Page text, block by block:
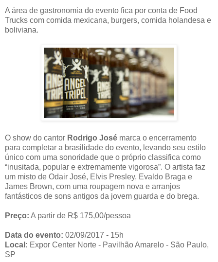
A área de gastronomia do evento fica por conta de Food
Trucks com comida mexicana, burgers, comida holandesa e
boliviana.
O show do cantor Rodrigo José marca o encerramento
para completar a brasilidade do evento, levando seu estilo
único com uma sonoridade que o próprio classifica como
“inusitada, popular e extremamente vigorosa”. O artista faz
um misto de Odair José, Elvis Presley, Evaldo Braga e
James Brown, com uma roupagem nova e arranjos
fantásticos de sons antigos da jovem guarda e do brega.
Preço: A partir de R$ 175,00/pessoa
Data do evento: 02/09/2017 - 15h
Local: Expor Center Norte - Pavilhão Amarelo - São Paulo,
SP